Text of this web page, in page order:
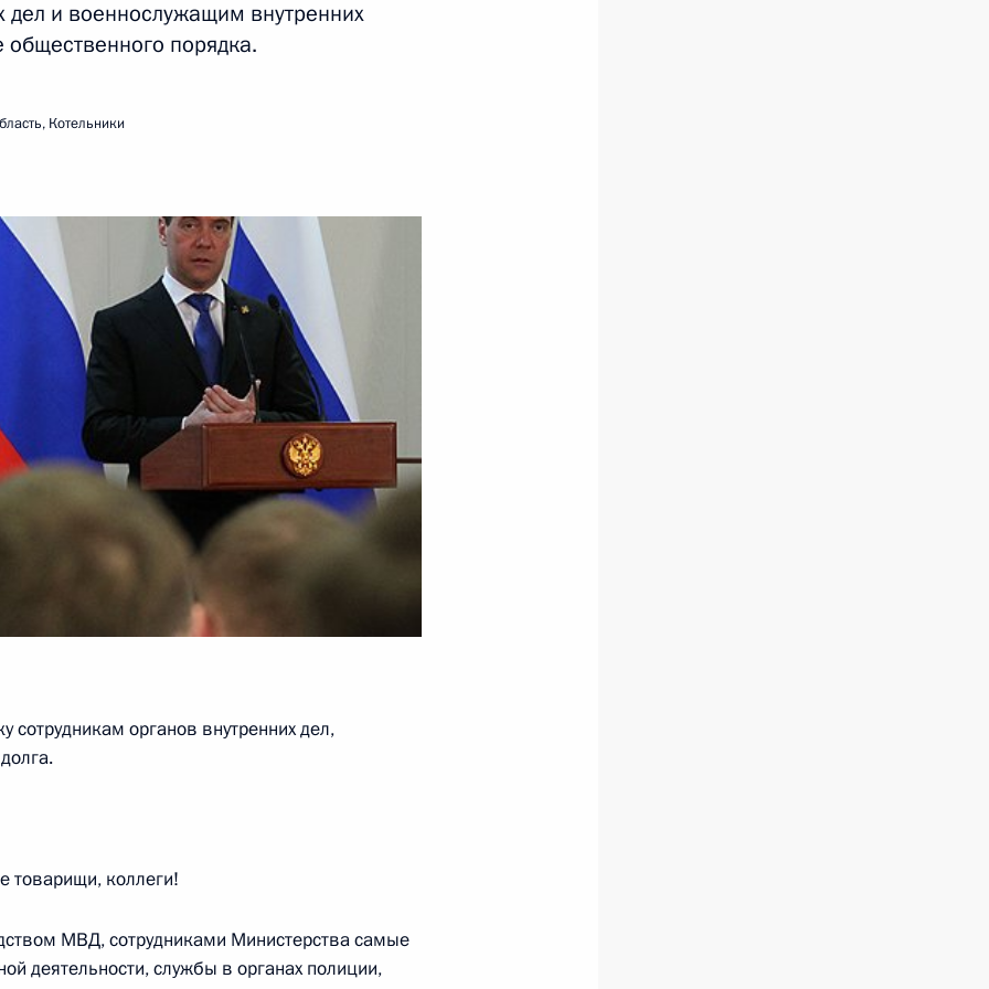
по борьбе
лиц
Министра
Шойгу
Горки
Сергея Боженова для
дел и военнослужащим внутренних
порядка.
Котельники
органов внутренних дел,
товарищи, коллеги!
МВД, сотрудниками Министерства самые
деятельности, службы в органах полиции,